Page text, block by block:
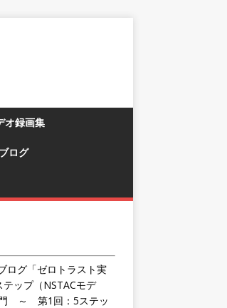
オ録画集
ブログ
ログ「ゼロトラスト実
テップ（NSTACモデ
～ 第1回：5ステッ